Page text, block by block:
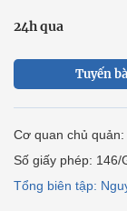
24h qua
Tuyến
Cơ quan chủ
Số giấy phép: 146/
Tổng biên tập: